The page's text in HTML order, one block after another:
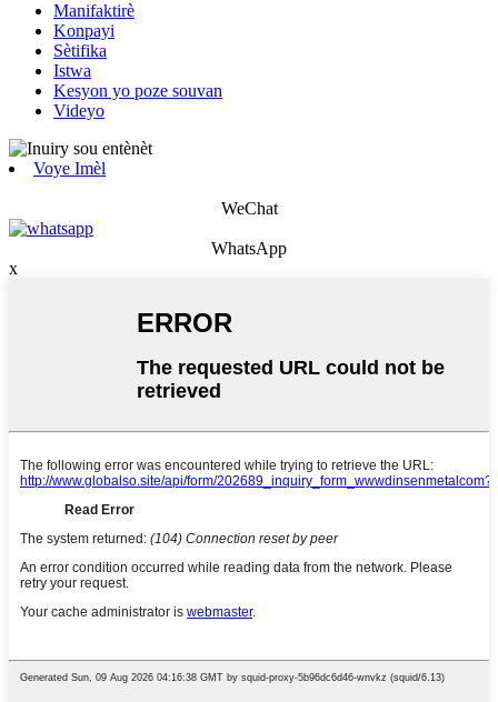
Manifaktirè
Konpayi
Sètifika
Istwa
Kesyon yo poze souvan
Videyo
Voye Imèl
WeChat
WhatsApp
x